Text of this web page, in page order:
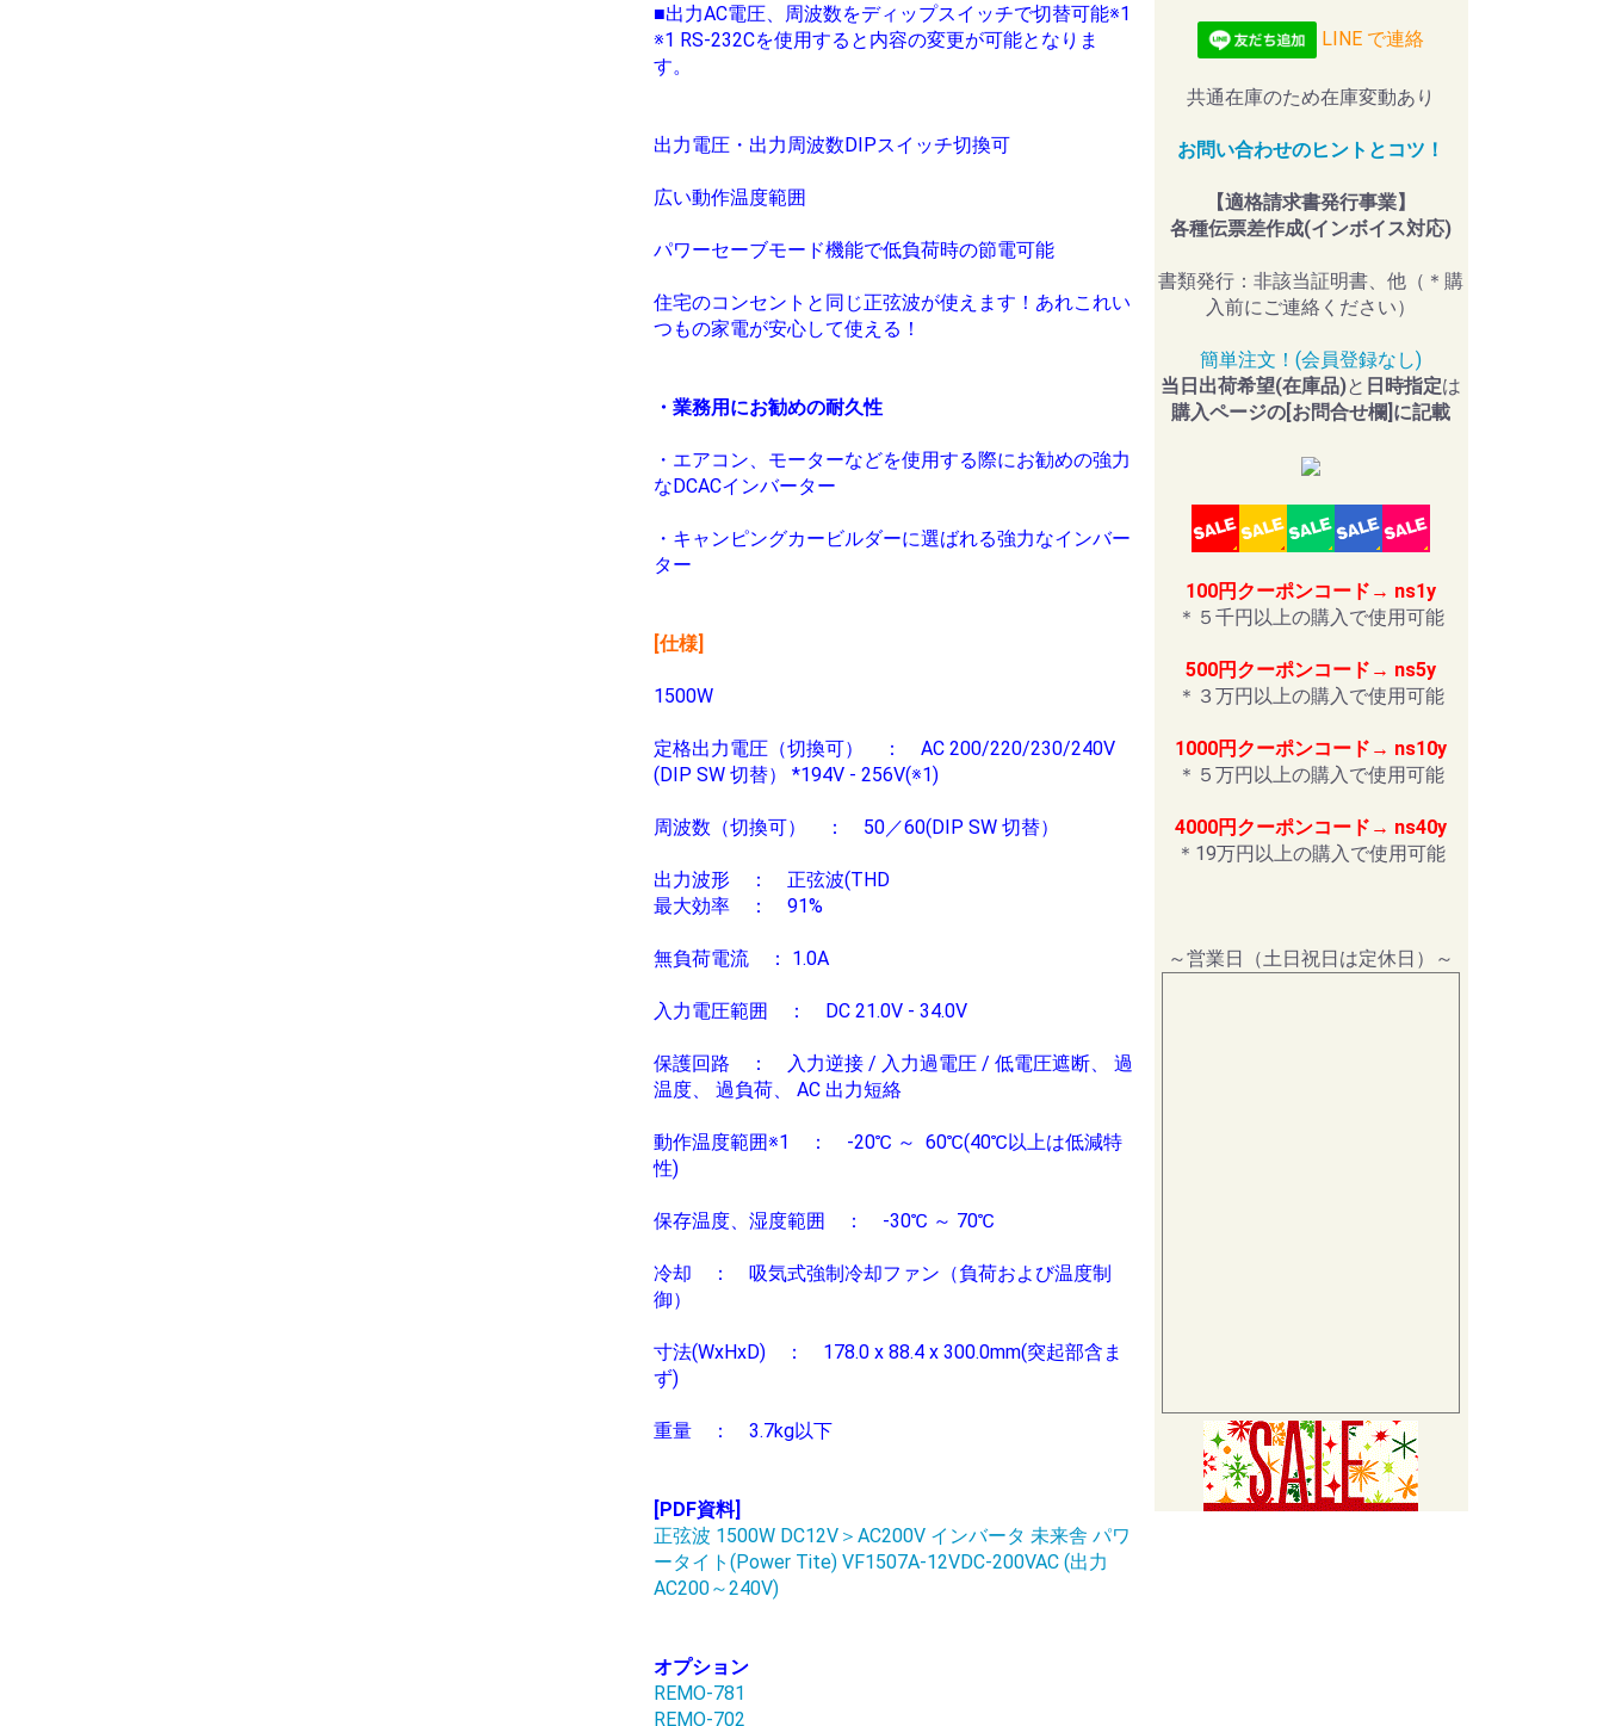
■出力AC電圧、周波数をディップスイッチで切替可能※1
※1 RS-232Cを使用すると内容の変更が可能となりま
す。
出力電圧・出力周波数DIPスイッチ切換可
広い動作温度範囲
パワーセーブモード機能で低負荷時の節電可能
住宅のコンセントと同じ正弦波が使えます！あれこれい
つもの家電が安心して使える！
・業務用にお勧めの耐久性
・エアコン、モーターなどを使用する際にお勧めの強力
なDCACインバーター
・キャンピングカービルダーに選ばれる強力なインバー
ター
[仕様]
1500W
定格出力電圧（切換可） ： AC 200/220/230/240V
(DIP SW 切替） *194V - 256V(※1)
周波数（切換可） ： 50／60(DIP SW 切替）
出力波形 ： 正弦波(THD
最大効率 ： 91%
無負荷電流 ： 1.0A
入力電圧範囲 ： DC 21.0V - 34.0V
保護回路 ： 入力逆接 / 入力過電圧 / 低電圧遮断、 過
温度、 過負荷、 AC 出力短絡
動作温度範囲※1 ： -20℃ ～ 60℃(40℃以上は低減特
性)
保存温度、湿度範囲 ： -30℃ ～ 70℃
冷却 ： 吸気式強制冷却ファン（負荷および温度制
御）
寸法(WxHxD) ： 178.0 x 88.4 x 300.0mm(突起部含ま
ず)
重量 ： 3.7kg以下
[PDF資料]
正弦波 1500W DC12V＞AC200V インバータ 未来舎 パワ
ータイト(Power Tite) VF1507A-12VDC-200VAC (出力
AC200～240V)
オプション
REMO-781
REMO-702
LINE で連絡
共通在庫のため在庫変動あり
お問い合わせのヒントとコツ！
【適格請求書発行事業】
各種伝票差作成(インボイス対応)
書類発行：非該当証明書、他（＊購
入前にご連絡ください）
簡単注文！(会員登録なし)
当日出荷希望(在庫品)と 日時指定は
購入ページの[お問合せ欄]に記載
100円クーポンコード→ ns1y
＊５千円以上の購入で使用可能
500円クーポンコード→ ns5y
＊３万円以上の購入で使用可能
1000円クーポンコード→ ns10y
＊５万円以上の購入で使用可能
4000円クーポンコード→ ns40y
＊19万円以上の購入で使用可能
～営業日（土日祝日は定休日）～